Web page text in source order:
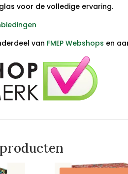
voor de volledige ervaring.
van FMEP Webshops en